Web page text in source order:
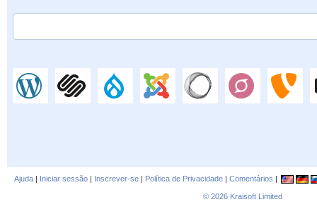
Ajuda | Iniciar sessão | Inscrever-se | Política de Privacidade | Comentários |
© 2026 Kraisoft Limited